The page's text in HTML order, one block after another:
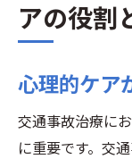
アの役割
心理的ケア
交通事故治療に
に重要です。交